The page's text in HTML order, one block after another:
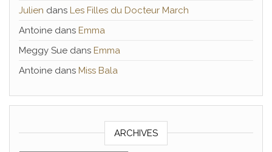
Julien dans Les Filles du Docteur March
Antoine dans Emma
Meggy Sue dans Emma
Antoine dans Miss Bala
ARCHIVES